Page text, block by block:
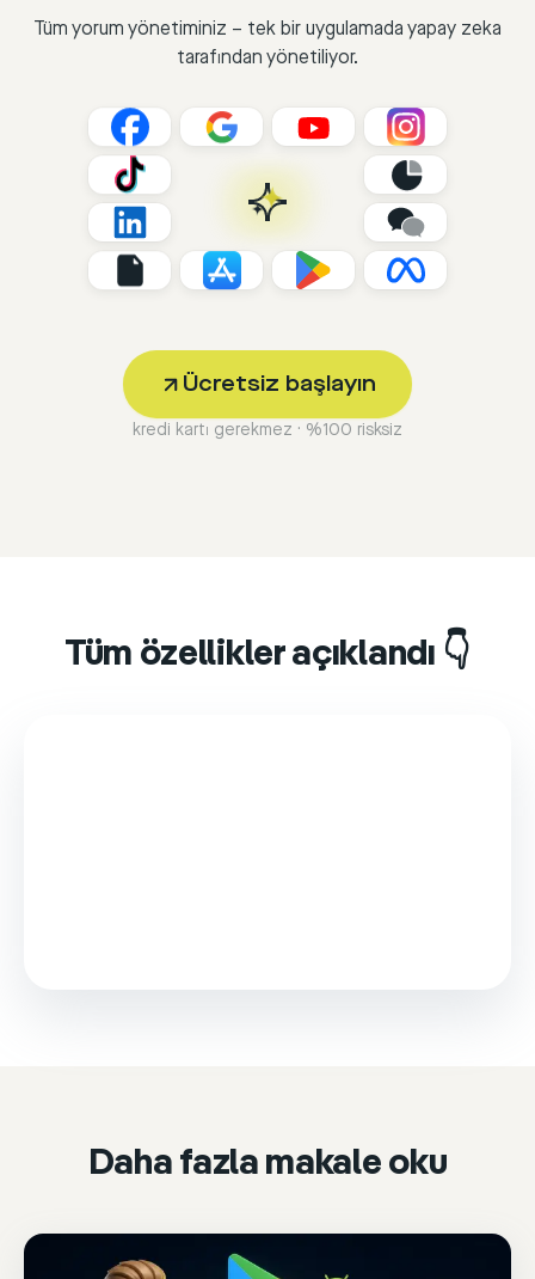
Tüm yorum yönetiminiz – tek bir uygulamada yapay zeka
tarafından yönetiliyor.
Ücretsiz başlayın
kredi kartı gerekmez · %100 risksiz
Tüm özellikler açıklandı 👇
Daha fazla makale oku